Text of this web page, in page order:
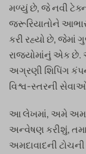
મળ્યું છે, જે નવી
જરૂરિયાતોને
કરી રહ્યો છે, જેમાં
રાજ્યોમાંનું એક છે.
અગ્રણી શિપિંગ
વિશ્વ-સ્તરની
આ લેખમાં, અમે
અન્વેષણ કરીશું,
અમદાવાદની